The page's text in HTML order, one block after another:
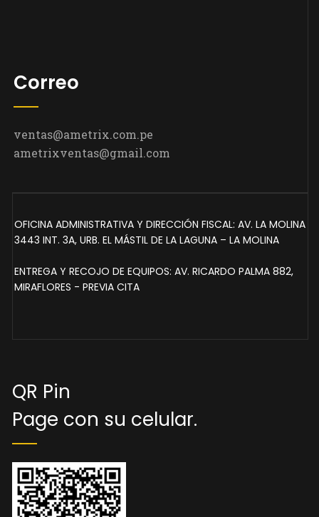
Correo
ventas@ametrix.com.pe
ametrixventas@gmail.com
OFICINA ADMINISTRATIVA Y DIRECCIÓN FISCAL: AV. LA MOLINA
3443 INT. 3A, URB. EL MÁSTIL DE LA LAGUNA – LA MOLINA
ENTREGA Y RECOJO DE EQUIPOS: AV. RICARDO PALMA 882,
MIRAFLORES - PREVIA CITA
QR Pin
Page con su celular.